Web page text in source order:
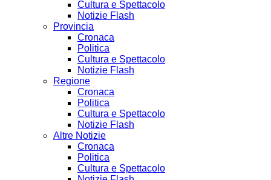
Cultura e Spettacolo
Notizie Flash
Provincia
Cronaca
Politica
Cultura e Spettacolo
Notizie Flash
Regione
Cronaca
Politica
Cultura e Spettacolo
Notizie Flash
Altre Notizie
Cronaca
Politica
Cultura e Spettacolo